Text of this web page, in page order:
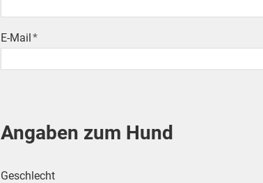
E-Mail*
Angaben zum Hund
Geschlecht